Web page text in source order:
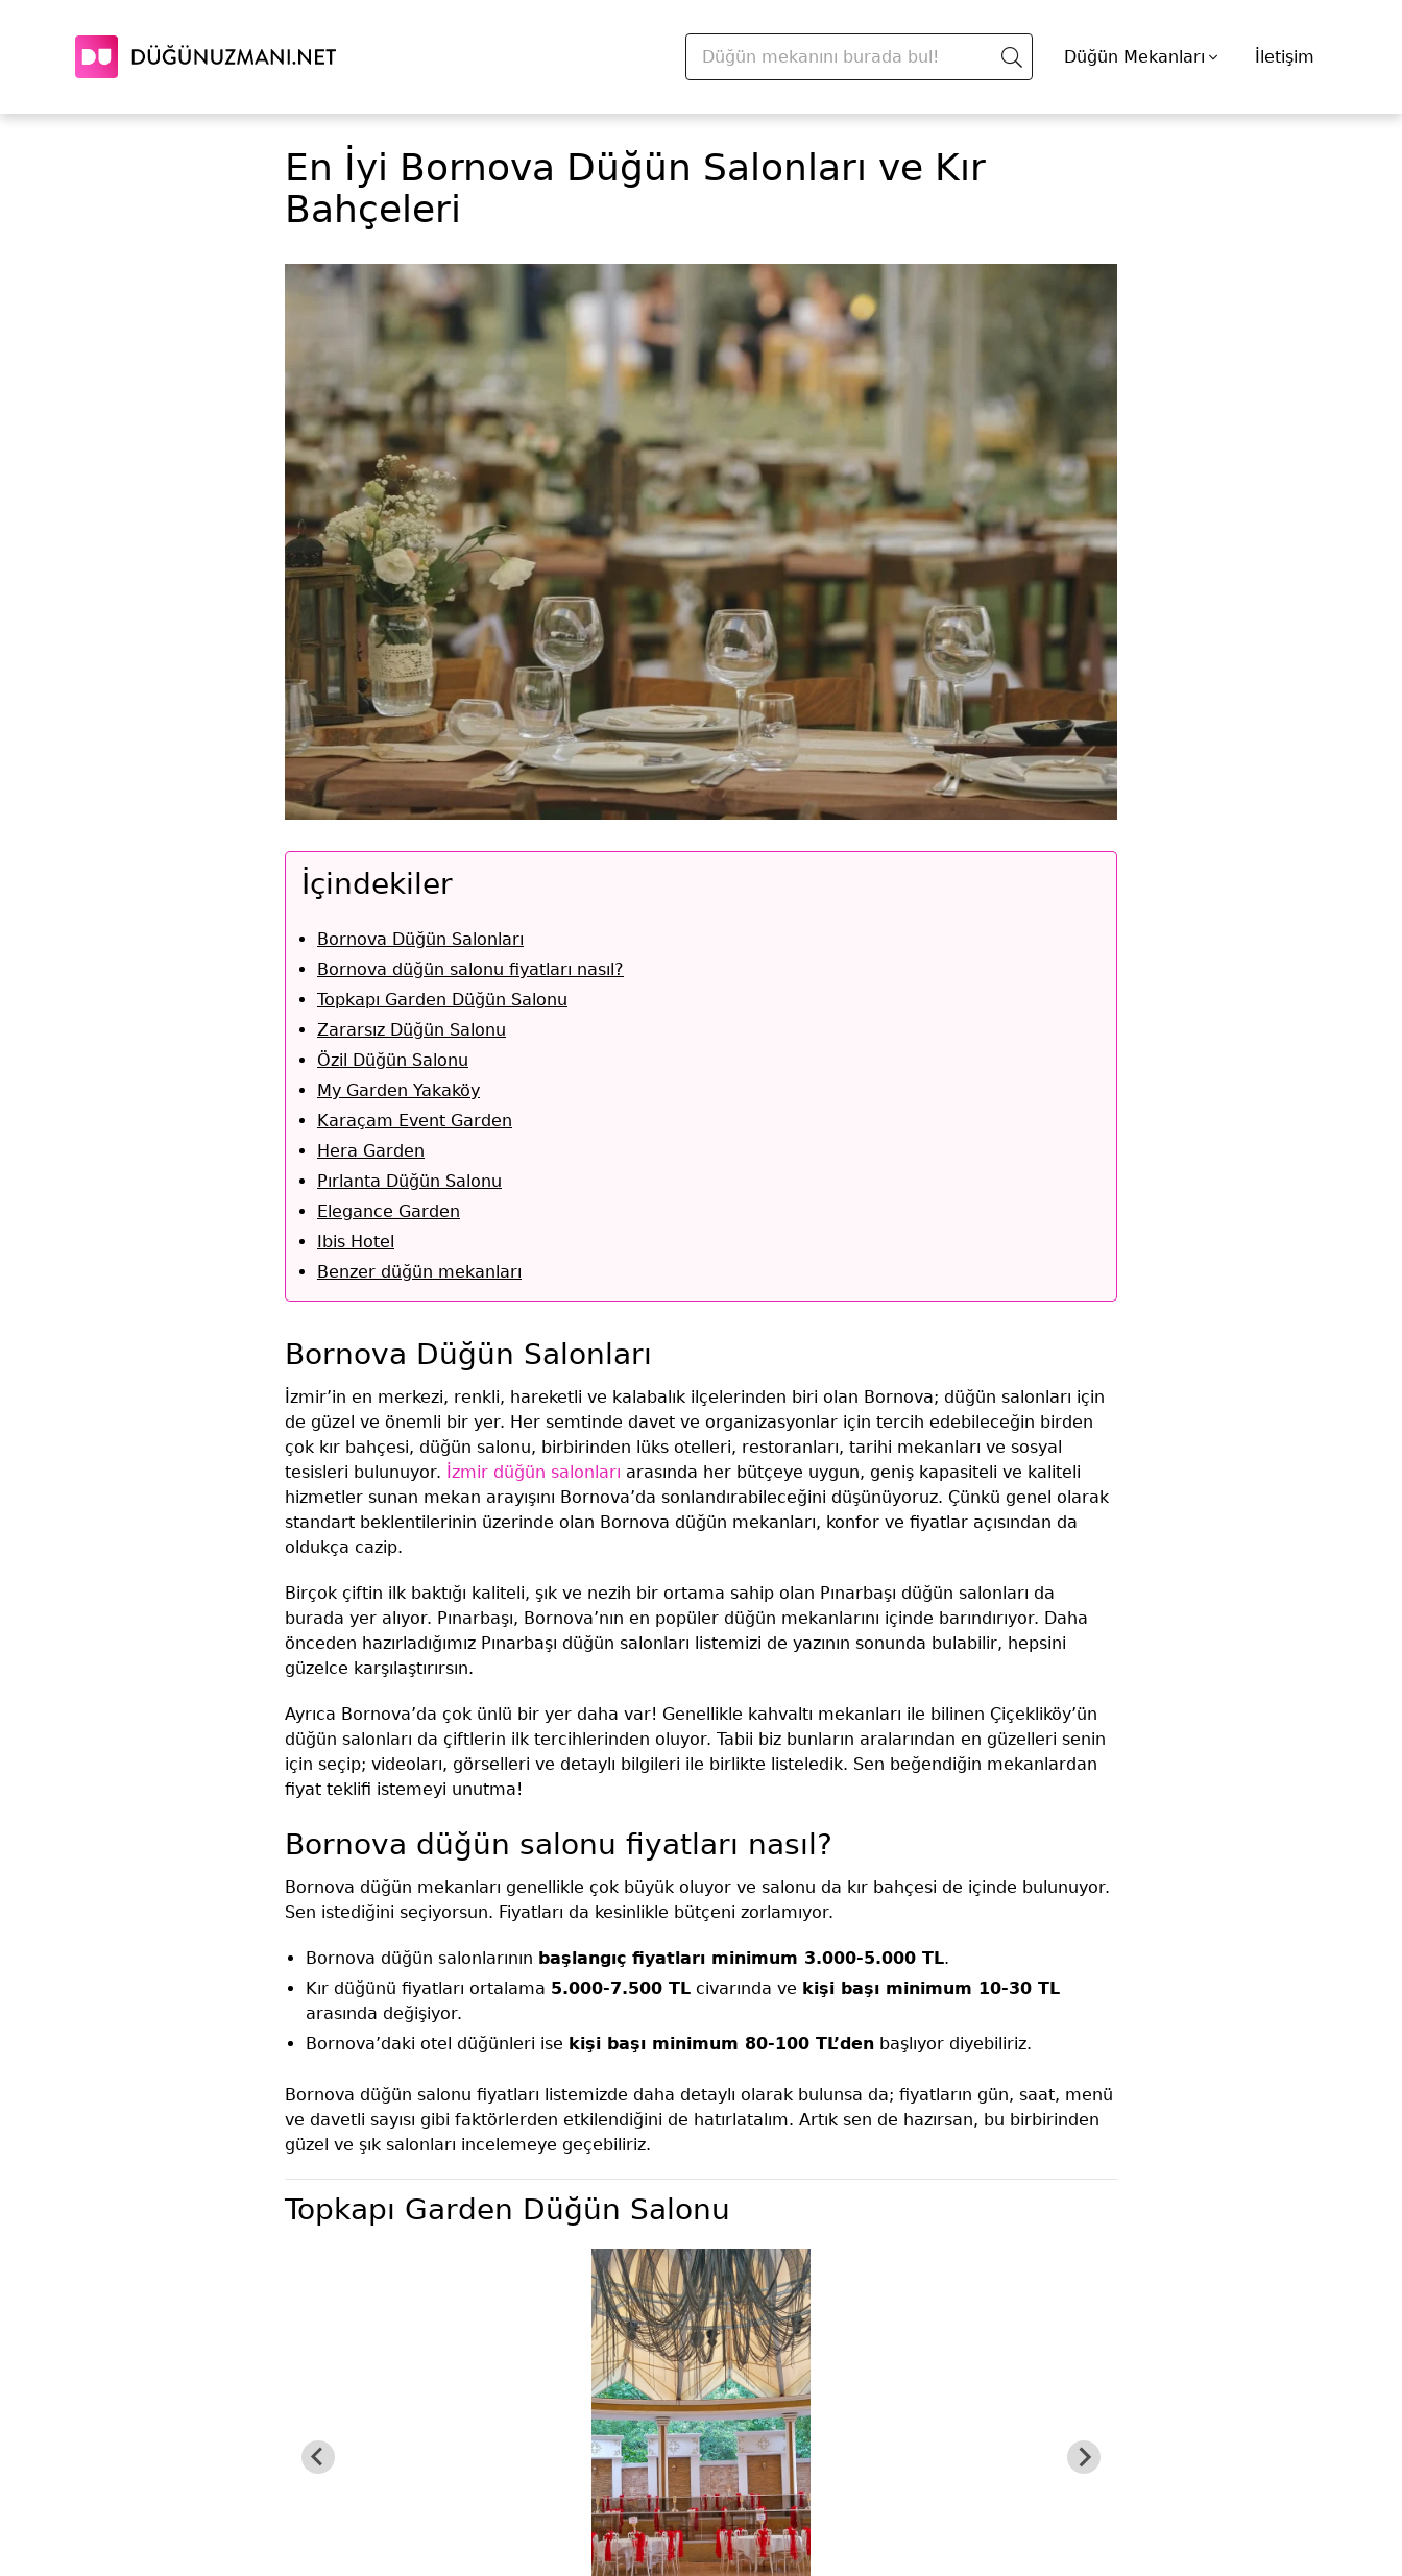
Düğün Mekanları İletişim
En İyi Bornova Düğün Salonları ve Kır
Bahçeleri
İçindekiler
Bornova Düğün Salonları
Bornova düğün salonu fiyatları nasıl?
Topkapı Garden Düğün Salonu
Zararsız Düğün Salonu
Özil Düğün Salonu
My Garden Yakaköy
Karaçam Event Garden
Hera Garden
Pırlanta Düğün Salonu
Elegance Garden
Ibis Hotel
Benzer düğün mekanları
Bornova Düğün Salonları
İzmir’in en merkezi, renkli, hareketli ve kalabalık ilçelerinden biri olan Bornova; düğün salonları için
de güzel ve önemli bir yer. Her semtinde davet ve organizasyonlar için tercih edebileceğin birden
çok kır bahçesi, düğün salonu, birbirinden lüks otelleri, restoranları, tarihi mekanları ve sosyal
tesisleri bulunuyor. İzmir düğün salonları arasında her bütçeye uygun, geniş kapasiteli ve kaliteli
hizmetler sunan mekan arayışını Bornova’da sonlandırabileceğini düşünüyoruz. Çünkü genel olarak
standart beklentilerinin üzerinde olan Bornova düğün mekanları, konfor ve fiyatlar açısından da
oldukça cazip.
Birçok çiftin ilk baktığı kaliteli, şık ve nezih bir ortama sahip olan Pınarbaşı düğün salonları da
burada yer alıyor. Pınarbaşı, Bornova’nın en popüler düğün mekanlarını içinde barındırıyor. Daha
önceden hazırladığımız Pınarbaşı düğün salonları listemizi de yazının sonunda bulabilir, hepsini
güzelce karşılaştırırsın.
Ayrıca Bornova’da çok ünlü bir yer daha var! Genellikle kahvaltı mekanları ile bilinen Çiçekliköy’ün
düğün salonları da çiftlerin ilk tercihlerinden oluyor. Tabii biz bunların aralarından en güzelleri senin
için seçip; videoları, görselleri ve detaylı bilgileri ile birlikte listeledik. Sen beğendiğin mekanlardan
fiyat teklifi istemeyi unutma!
Bornova düğün salonu fiyatları nasıl?
Bornova düğün mekanları genellikle çok büyük oluyor ve salonu da kır bahçesi de içinde bulunuyor.
Sen istediğini seçiyorsun. Fiyatları da kesinlikle bütçeni zorlamıyor.
Bornova düğün salonlarının başlangıç fiyatları minimum 3.000-5.000 TL.
Kır düğünü fiyatları ortalama 5.000-7.500 TL civarında ve kişi başı minimum 10-30 TL
arasında değişiyor.
Bornova’daki otel düğünleri ise kişi başı minimum 80-100 TL’den başlıyor diyebiliriz.
Bornova düğün salonu fiyatları listemizde daha detaylı olarak bulunsa da; fiyatların gün, saat, menü
ve davetli sayısı gibi faktörlerden etkilendiğini de hatırlatalım. Artık sen de hazırsan, bu birbirinden
güzel ve şık salonları incelemeye geçebiliriz.
Topkapı Garden Düğün Salonu